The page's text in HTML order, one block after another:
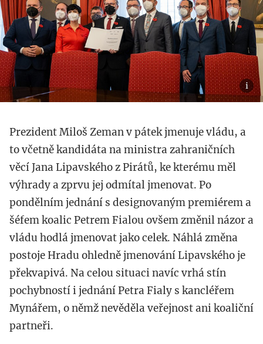
Prezident Miloš Zeman v pátek jmenuje vládu, a
to včetně kandidáta na ministra zahraničních
věcí Jana Lipavského z Pirátů, ke kterému měl
výhrady a zprvu jej odmítal jmenovat. Po
pondělním jednání s designovaným premiérem a
šéfem koalic Petrem Fialou ovšem změnil názor a
vládu hodlá jmenovat jako celek. Náhlá změna
postoje Hradu ohledně jmenování Lipavského je
překvapivá. Na celou situaci navíc vrhá stín
pochybností i jednání Petra Fialy s kancléřem
Mynářem, o němž nevěděla veřejnost ani koaliční
partneři.